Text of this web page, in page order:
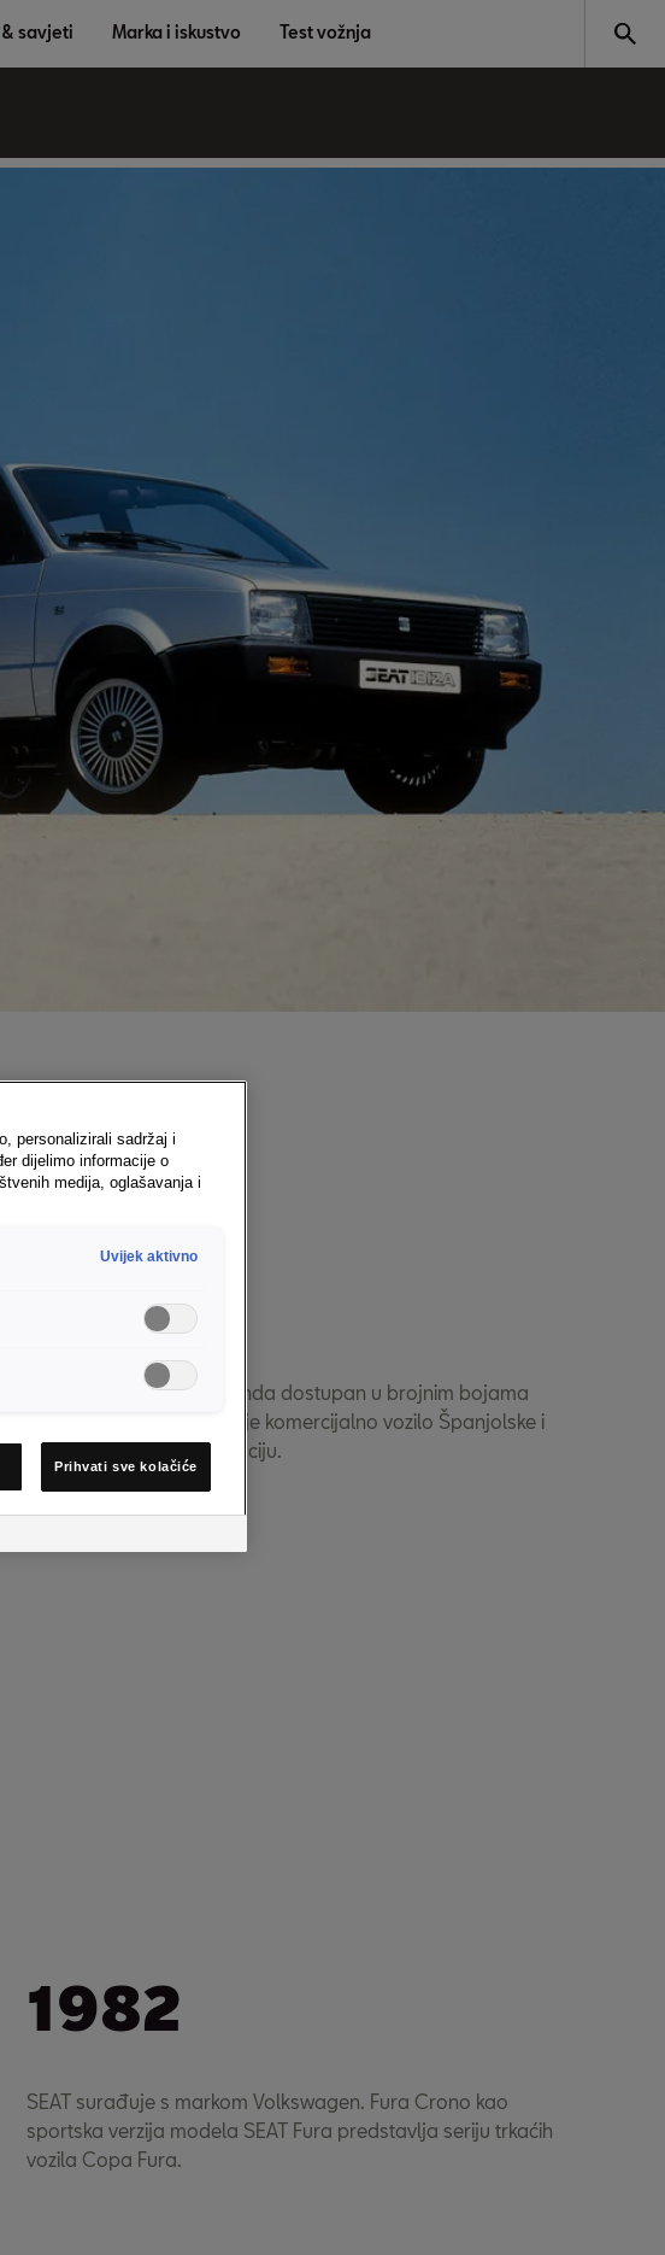
savjeti Marka i iskustvo Test vožnja
1980
Praktični model SEAT Panda dostupan u brojnim bojama
brzo postaje najmodernije komercijalno vozilo Španjolske i
prelazi u sljedeću generaciju.
1982
SEAT surađuje s markom Volkswagen. Fura Crono kao
sportska verzija modela SEAT Fura predstavlja seriju trkaćih
vozila Copa Fura.
personalizirali sadržaj i
dijelimo informacije o
medija, oglašavanja i
Uvijek aktivno
Prihvati sve kolačiće